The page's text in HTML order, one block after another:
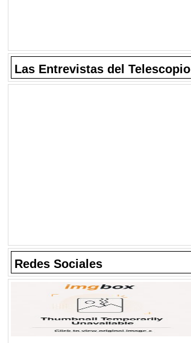
Las Entrevistas del Telescopio
Redes Sociales